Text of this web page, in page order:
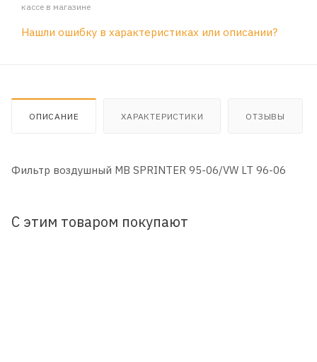
кассе в магазине
Нашли ошибку в характеристиках или описании?
ОПИСАНИЕ ХАРАКТЕРИСТИКИ ОТЗЫВЫ
Фильтр воздушный MB SPRINTER 95-06/VW LT 96-06
С этим товаром покупают